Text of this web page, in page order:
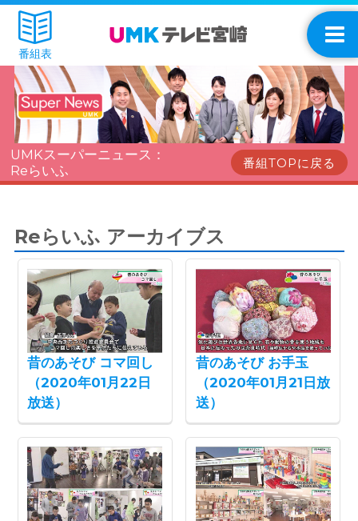
番組表
UMKスーパーニュース：
Reらいふ
番組TOPに戻る
Reらいふ アーカイブス
昔のあそび コマ回し
（2020年01月22日
放送）
昔のあそび お手玉
（2020年01月21日放
送）